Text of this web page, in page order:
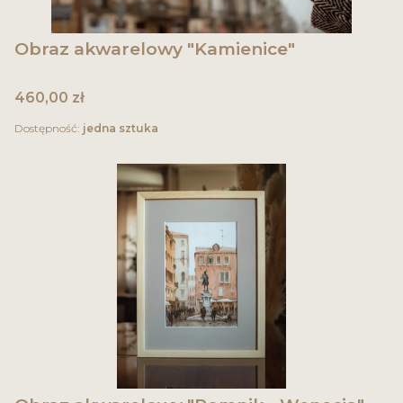
Obraz akwarelowy "Kamienice"
Cena
460,00 zł
Dostępność: jedna sztuka